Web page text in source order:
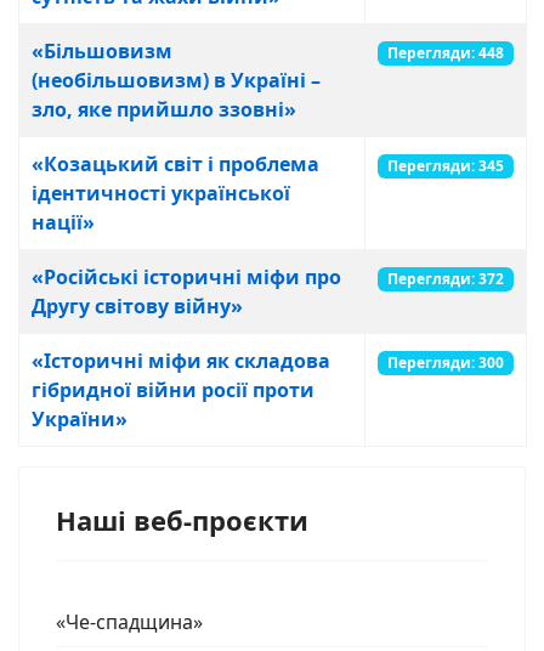
«Більшовизм
(необільшовизм) в Україні –
зло, яке прийшло ззовні»
Перегляди: 448
«Козацький світ і проблема
ідентичності української
нації»
Перегляди: 345
«Російські історичні міфи про
Другу світову війну»
Перегляди: 372
«Історичні міфи як складова
гібридної війни росії проти
України»
Перегляди: 300
Наші веб-проєкти
«Че-спадщина»